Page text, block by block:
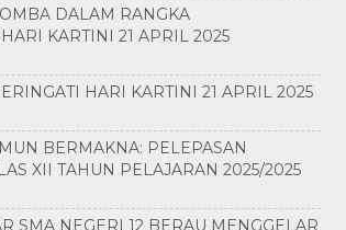
DALAM RANGKA
KARTINI 21 APRIL 2025
HARI KARTINI 21 APRIL 2025
BERMAKNA: PELEPASAN
XII TAHUN PELAJARAN 2025/2025
SMA NEGERI 12 BERAU MENGGELAR